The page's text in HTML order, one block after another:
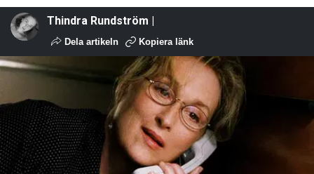
Thindra Rundström |
Dela artikeln Kopiera länk